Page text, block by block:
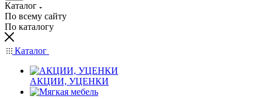
Каталог
По всему сайту
По каталогу
Каталог
АКЦИИ, УЦЕНКИ